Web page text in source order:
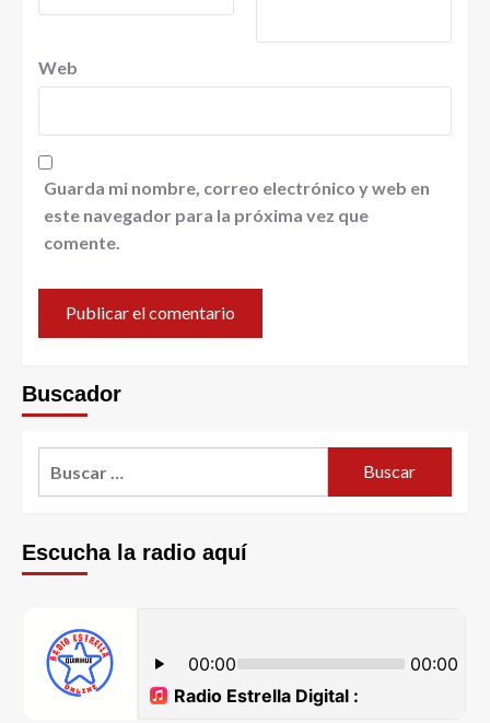
Web
Guarda mi nombre, correo electrónico y web en
este navegador para la próxima vez que
comente.
Buscador
Escucha la radio aquí